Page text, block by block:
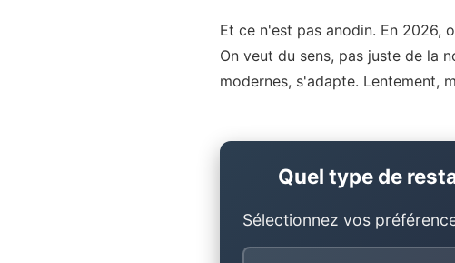
Et ce n'est pas anodin. En 2026,
On veut du sens, pas juste de la
modernes, s'adapte. Lentement,
Quel type de
Sélectionnez vos